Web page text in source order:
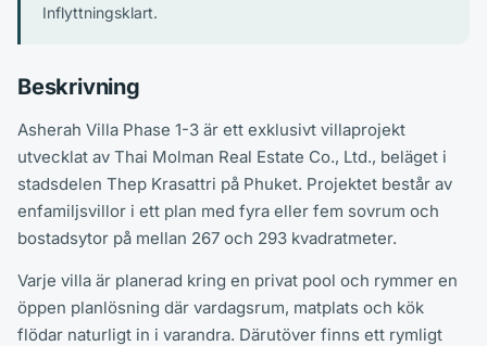
Inflyttningsklart.
Beskrivning
Asherah Villa Phase 1-3 är ett exklusivt villaprojekt
utvecklat av Thai Molman Real Estate Co., Ltd., beläget i
stadsdelen Thep Krasattri på Phuket. Projektet består av
enfamiljsvillor i ett plan med fyra eller fem sovrum och
bostadsytor på mellan 267 och 293 kvadratmeter.
Varje villa är planerad kring en privat pool och rymmer en
öppen planlösning där vardagsrum, matplats och kök
flödar naturligt in i varandra. Därutöver finns ett rymligt